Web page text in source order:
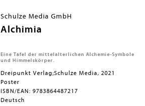
Schulze Media GmbH
Alchimia
Eine Tafel der mittelalterlichen Alchemie-Symbole
und Himmelskörper.
Dreipunkt Verlag;Schulze Media, 2021
Poster
ISBN/EAN: 9783864487217
Deutsch